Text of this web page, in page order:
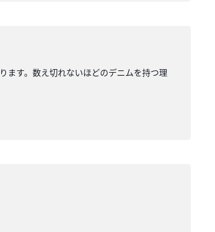
ます。数え切れないほどのデニムを持つ理